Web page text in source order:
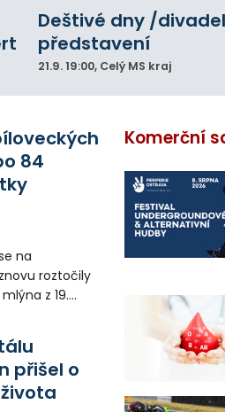
Deštivé dny /
představení
21.9.19:00, Celý MS kraj
84
na
roztočily
z 19.
přišel o
Komerční